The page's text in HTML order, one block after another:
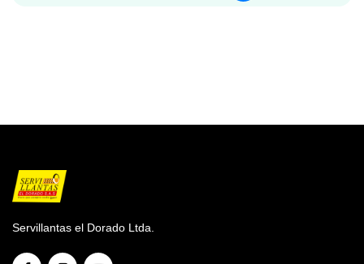
Servillantas el Dorado Ltda.